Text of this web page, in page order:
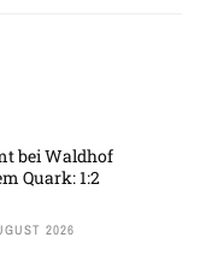
bei Waldhof
Quark: 1:2
2026